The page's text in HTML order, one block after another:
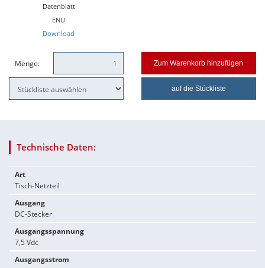
Datenblatt
ENU
Download
Menge: Zum Warenkorb hinzufügen
auf die Stückliste
Technische Daten:
Art
Tisch-Netzteil
Ausgang
DC-Stecker
Ausgangsspannung
7,5 Vdc
Ausgangsstrom